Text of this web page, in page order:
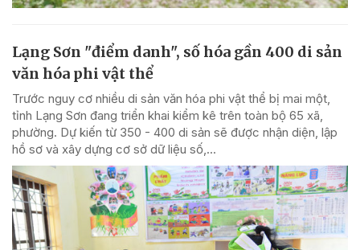
Lạng Sơn "điểm danh", số hóa gần 400 di sản
văn hóa phi vật thể
Trước nguy cơ nhiều di sản văn hóa phi vật thể bị mai một,
tỉnh Lạng Sơn đang triển khai kiểm kê trên toàn bộ 65 xã,
phường. Dự kiến từ 350 - 400 di sản sẽ được nhận diện, lập
hồ sơ và xây dựng cơ sở dữ liệu số,...